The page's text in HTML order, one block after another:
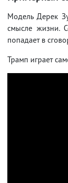
Модель Дерек
смысле жизни.
попадает в
Трамп играет